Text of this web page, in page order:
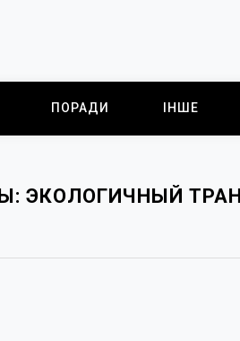
ПОРАДИ ІНШЕ
ЭКОЛОГИЧНЫЙ